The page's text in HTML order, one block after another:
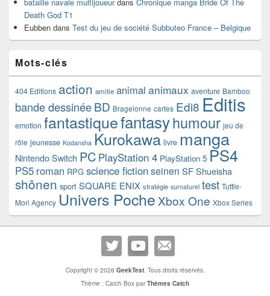
Death God T1
Eubben dans Test du jeu de société Subbuteo France – Belgique
Mots-clés
404 Editions action amitie animal animaux aventure Bamboo
bande dessinéeBD Bragelonne cartes Edi8 Editis
emotion fantastiquefantasyhumour jeu de
rôle jeunesse Kodansha Kurokawa livre manga
Nintendo Switch PC PlayStation 4 PlayStation 5 PS4
PS5 roman RPG science fictionseinen SF Shueisha
shônen sport SQUARE ENIX stratégie surnaturel test Tuttle-
Mori Agency Univers Poche Xbox One Xbox Series
Copyright © 2026 GeekTest. Tous droits réservés.
Thème : Catch Box parThèmes Catch